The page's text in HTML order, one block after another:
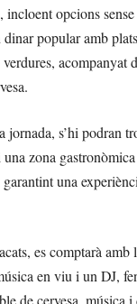
incloent opcions
popular amb
acompanyat
jornada, s’hi podran
zona
una
es comptarà
en viu i un DJ,
de cervesa, música i